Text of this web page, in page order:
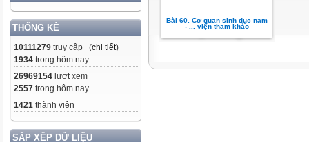
THỐNG KÊ
10111279 truy cập (chi tiết)
1934 trong hôm nay
26969154 lượt xem
2557 trong hôm nay
1421 thành viên
SẮP XẾP DỮ LIỆU
Bài 60. Cơ quan sinh dục nam
- ... viện tham khảo